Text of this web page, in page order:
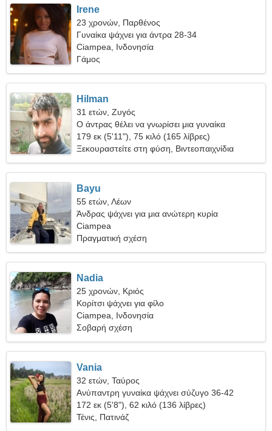
Irene
23 χρονών, Παρθένος
Γυναίκα ψάχνει για άντρα 28-34
Ciampea, Ινδονησία
Γάμος
Hilman
31 ετών, Ζυγός
Ο άντρας θέλει να γνωρίσει μια γυναίκα
179 εκ (5'11"), 75 κιλό (165 λίβρες)
Ξεκουραστείτε στη φύση, Βιντεοπαιχνίδια
Bayu
55 ετών, Λέων
Άνδρας ψάχνει για μια ανώτερη κυρία
Ciampea
Πραγματική σχέση
Nadia
25 χρονών, Κριός
Κορίτσι ψάχνει για φίλο
Ciampea, Ινδονησία
Σοβαρή σχέση
Vania
32 ετών, Ταύρος
Ανύπαντρη γυναίκα ψάχνει σύζυγο 36-42
172 εκ (5'8"), 62 κιλό (136 λίβρες)
Τένις, Πατινάζ